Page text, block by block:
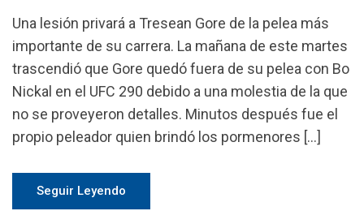
Una lesión privará a Tresean Gore de la pelea más
importante de su carrera. La mañana de este martes
trascendió que Gore quedó fuera de su pelea con Bo
Nickal en el UFC 290 debido a una molestia de la que
no se proveyeron detalles. Minutos después fue el
propio peleador quien brindó los pormenores […]
Seguir Leyendo